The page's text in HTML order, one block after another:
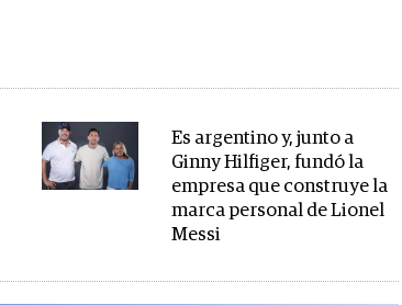
Es argentino y, junto a
Ginny Hilfiger, fundó la
empresa que construye la
marca personal de Lionel
Messi